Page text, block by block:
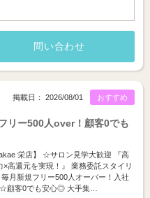
問い合わせ
おすすめ
掲載日： 2026/08/01
リー500人over！顧客0でも
栄店】 ☆サロン見学大歓迎 『高
×高還元を実現！』 業務委託スタイリ
月新規フリー500人オーバー！入社
顧客0でも安心◎ 大手集…